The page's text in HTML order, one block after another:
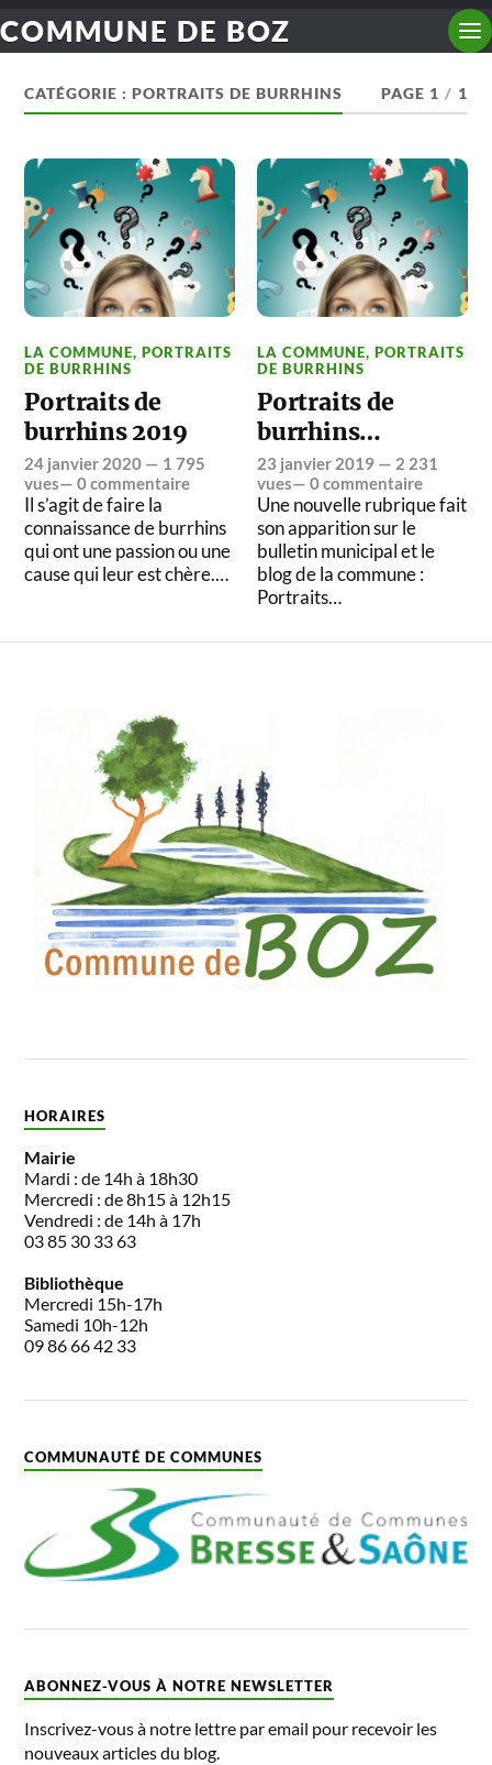
COMMUNE DE BOZ
CATÉGORIE :PORTRAITS DE BURRHINS PAGE 1 / 1
LA COMMUNE,PORTRAITS
DE BURRHINS
Portraits de
burrhins 2019
24 janvier 2020 — 1 795
vues—0 commentaire
Il s’agit de faire la
connaissance de burrhins
qui ont une passion ou une
cause qui leur est chère.…
LA COMMUNE,PORTRAITS
DE BURRHINS
Portraits de
burrhins…
23 janvier 2019 — 2 231
vues—0 commentaire
Une nouvelle rubrique fait
son apparition sur le
bulletin municipal et le
blog de la commune :
Portraits…
HORAIRES
Mairie
Mardi : de 14h à 18h30
Mercredi : de 8h15 à 12h15
Vendredi : de 14h à 17h
03 85 30 33 63
Bibliothèque
Mercredi 15h-17h
Samedi 10h-12h
09 86 66 42 33
COMMUNAUTÉ DE COMMUNES
ABONNEZ-VOUS À NOTRE NEWSLETTER
Inscrivez-vous à notre lettre par email pour recevoir les
nouveaux articles du blog.